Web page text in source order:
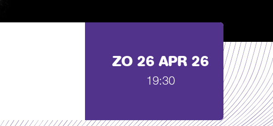
ZO 26 APR 26
19:30